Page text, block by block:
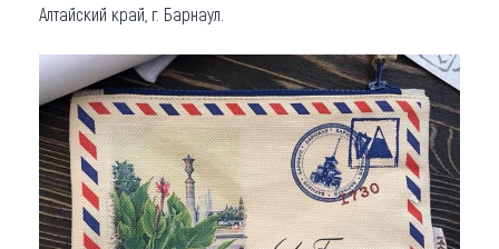
Алтайский край, г. Барнаул.